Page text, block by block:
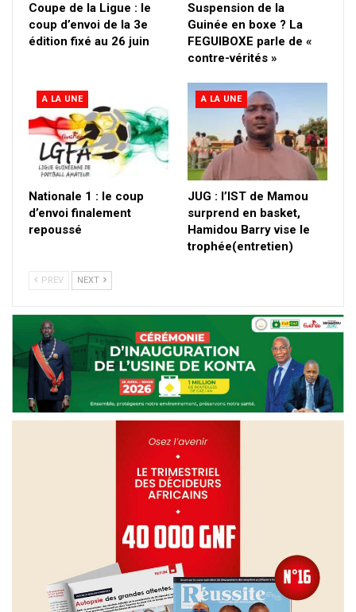
Coupe de la Ligue : le
coup d’envoi de la 3e
édition fixé au 26 juin
Suspension de la
Guinée en boxe ? La
FEGUIBOXE parle de «
contre-vérités »
A LA UNE
Nationale 1 : le coup
d’envoi finalement
repoussé
A LA UNE
JUG : l’IST de Mamou
surprend en basket,
Hamidou Barry vise le
trophée(entretien)
PREV NEXT